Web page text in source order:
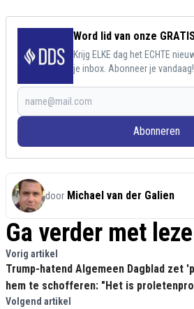
Word lid van onze
Krijg ELKE dag het ECHTE
je inbox. Abonneer je vandaag!
Abonneren
door Michael van der Galien
Ga verder met
Vorig artikel
Trump-hatend Algemeen Dagblad zet
hem te schofferen: "Het is
Volgend artikel